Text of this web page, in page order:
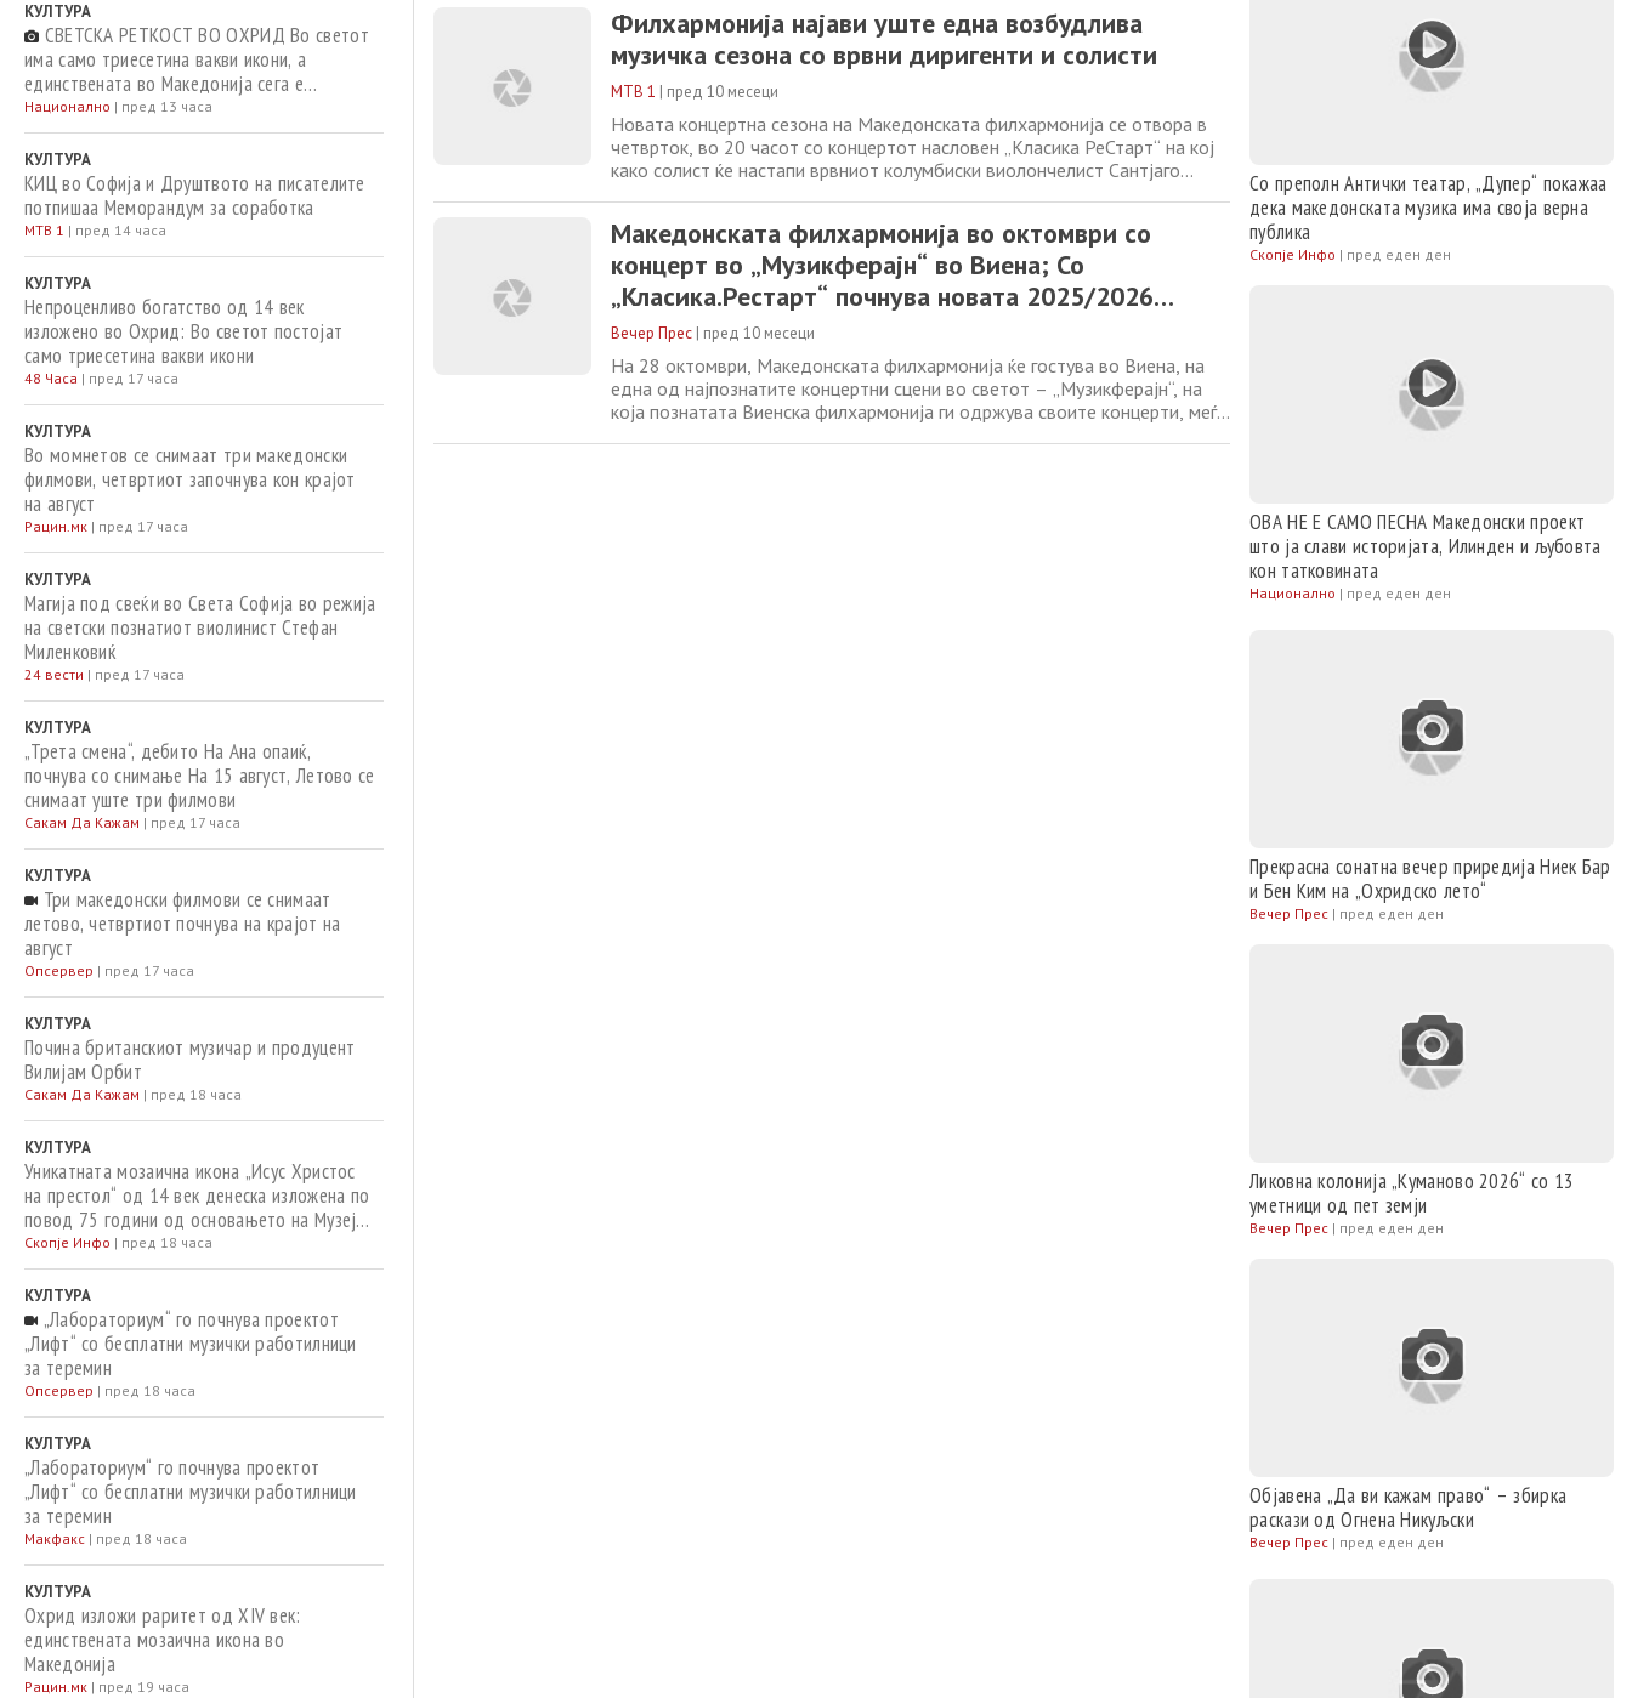
КУЛТУРА
СВЕТСКА РЕТКОСТ ВО ОХРИД Во светот
има само триесетина вакви икони, а
единствената во Македонија сега е
изложена
Национално | пред 13 часа
КУЛТУРА
КИЦ во Софија и Друштвото на писателите
потпишаа Меморандум за соработка
МТВ 1 | пред 14 часа
КУЛТУРА
Непроценливо богатство од 14 век
изложено во Охрид: Во светот постојат
само триесетина вакви икони
48 Часа | пред 17 часа
КУЛТУРА
Во момнетов се снимаат три македонски
филмови, четвртиот започнува кон крајот
на август
Рацин.мк | пред 17 часа
КУЛТУРА
Магија под свеќи во Света Софија во режија
на светски познатиот виолинист Стефан
Миленковиќ
24 вести | пред 17 часа
КУЛТУРА
„Трета смена“, дебито На Ана опаиќ,
почнува со снимање На 15 август, Летово се
снимаат уште три филмови
Сакам Да Кажам | пред 17 часа
КУЛТУРА
Три македонски филмови се снимаат
летово, четвртиот почнува на крајот на
август
Опсервер | пред 17 часа
КУЛТУРА
Почина британскиот музичар и продуцент
Вилијам Орбит
Сакам Да Кажам | пред 18 часа
КУЛТУРА
Уникатната мозаична икона „Исус Христос
на престол“ од 14 век денеска изложена по
повод 75 години од основањето на Музејот
во Охрид
Скопје Инфо | пред 18 часа
КУЛТУРА
„Лабораториум“ го почнува проектот
„Лифт“ со бесплатни музички работилници
за теремин
Опсервер | пред 18 часа
КУЛТУРА
„Лабораториум“ го почнува проектот
„Лифт“ со бесплатни музички работилници
за теремин
Макфакс | пред 18 часа
КУЛТУРА
Охрид изложи раритет од XIV век:
единствената мозаична икона во
Македонија
Рацин.мк | пред 19 часа
Македонската филхармонија,
Филхармонија најави уште една возбудлива
музичка сезона со врвни диригенти и солисти
МТВ 1 | пред 10 месеци
Новата концертна сезона на Македонската филхармонија се отвора в
четврток, во 20 часот со концертот насловен „Класика РеСтарт“ на кој
како солист ќе настапи врвниот колумбиски виолончелист Сантјаго
Директорот на Македонската филхармонија,
Македонската филхармонија во октомври со
концерт во „Музикферајн“ во Виена; Со
„Класика.Рестарт“ почнува новата 2025/2026
сезона насловена „#БезФилтер“
Вечер Прес | пред 10 месеци
На 28 октомври, Македонската филхармонија ќе гостува во Виена, на
една од најпознатите концертни сцени во светот – „Музикферајн“, на
која познатата Виенска филхармонија ги одржува своите концерти, меѓу
Со преполн Антички театар, „Дупер“ покажаа
дека македонската музика има своја верна
публика
Скопје Инфо | пред еден ден
ОВА НЕ Е САМО ПЕСНА Македонски проект
што ја слави историјата, Илинден и љубовта
кон татковината
Национално | пред еден ден
Прекрасна сонатна вечер приредија Ниек Бар
и Бен Ким на „Охридско лето“
Вечер Прес | пред еден ден
Ликовна колонија „Куманово 2026“ со 13
уметници од пет земји
Вечер Прес | пред еден ден
Објавена „Да ви кажам право“ – збирка
раскази од Огнена Никуљски
Вечер Прес | пред еден ден